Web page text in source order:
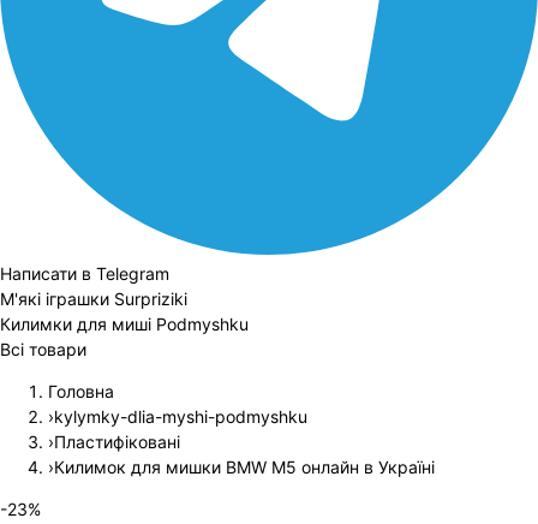
Написати в Telegram
М'які іграшки Surpriziki
Килимки для миші Podmyshku
Всі товари
Головна
›kylymky-dlia-myshi-podmyshku
›Пластифіковані
›Килимок для мишки BMW M5 онлайн в Україні
-23%